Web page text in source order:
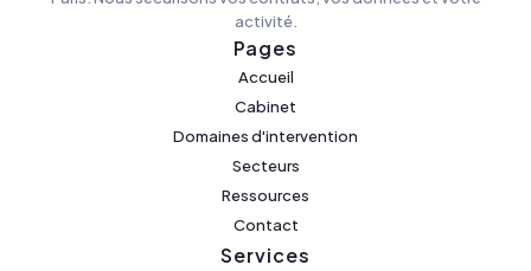
activité.
Pages
Accueil
Cabinet
Domaines d'intervention
Secteurs
Ressources
Contact
Services